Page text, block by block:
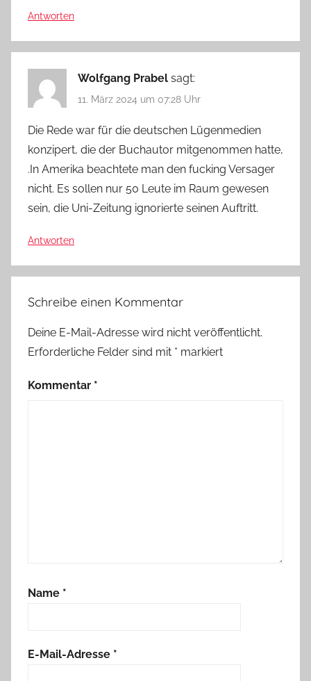
Antworten
Wolfgang Prabel sagt:
11. März 2024 um 07:28 Uhr
Die Rede war für die deutschen Lügenmedien
konzipert, die der Buchautor mitgenommen hatte,
.In Amerika beachtete man den fucking Versager
nicht. Es sollen nur 50 Leute im Raum gewesen
sein, die Uni-Zeitung ignorierte seinen Auftritt.
Antworten
Schreibe einen Kommentar
Deine E-Mail-Adresse wird nicht veröffentlicht.
Erforderliche Felder sind mit * markiert
Kommentar *
Name *
E-Mail-Adresse *